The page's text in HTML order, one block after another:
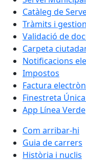
Catàleg de
Tràmits i
Validació de
Carpeta
Notificacions
Impostos
Factura
Finestreta
App Línea Verde
Com arribar-hi
Guia de carrers
Història i nuclis